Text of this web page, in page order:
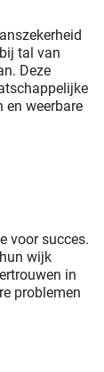
tal van
Deze
en weerbare
voor succes.
wijk
in
problemen